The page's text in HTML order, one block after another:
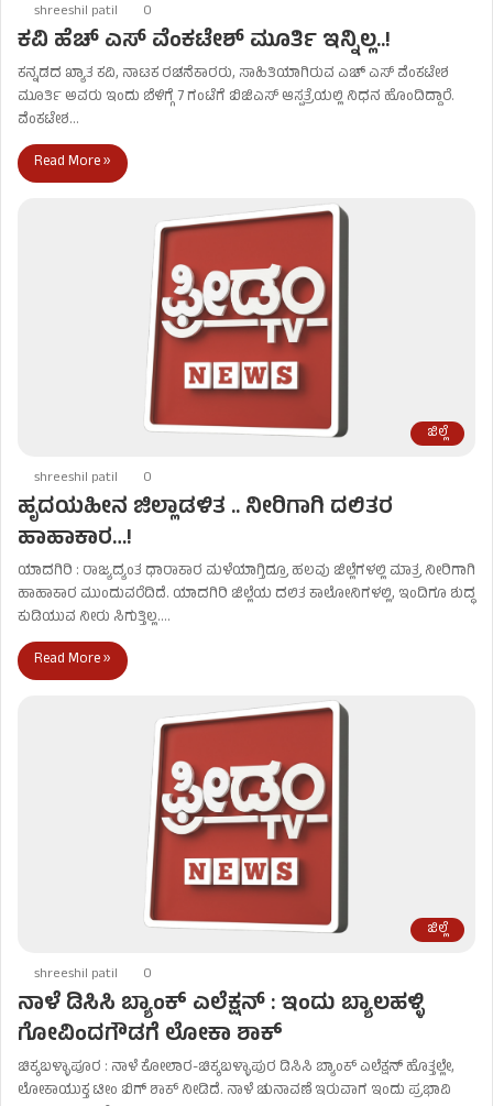
shreeshil patil 0
ಕವಿ ಹೆಚ್ ಎಸ್ ವೆಂಕಟೇಶ್ ಮೂರ್ತಿ ಇನ್ನಿಲ್ಲ..!
ಕನ್ನಡದ ಖ್ಯಾತ ಕವಿ, ನಾಟಕ ರಚನೆಕಾರರು, ಸಾಹಿತಿಯಾಗಿರುವ ಎಚ್‌ ಎಸ್ ವೆಂಕಟೇಶ
ಮೂರ್ತಿ ಅವರು ಇಂದು ಬೆಳಿಗ್ಗೆ 7 ಗಂಟೆಗೆ ಬಿಜಿಎಸ್​ ಆಸ್ಪತ್ರೆಯಲ್ಲಿ ನಿಧನ ಹೊಂದಿದ್ದಾರೆ.
ವೆಂಕಟೇಶ…
Read More »
ಜಿಲ್ಲೆ
shreeshil patil 0
ಹೃದಯಹೀನ ಜಿಲ್ಲಾಡಳಿತ .. ನೀರಿಗಾಗಿ ದಲಿತರ
ಹಾಹಾಕಾರ…!
ಯಾದಗಿರಿ : ರಾಜ್ಯದ್ಯಂತ ಧಾರಾಕಾರ ಮಳೆಯಾಗ್ತಿದ್ರೂ ಹಲವು ಜಿಲ್ಲೆಗಳಲ್ಲಿ ಮಾತ್ರ ನೀರಿಗಾಗಿ
ಹಾಹಾಕಾರ ಮುಂದುವರೆದಿದೆ. ಯಾದಗಿರಿ ಜಿಲ್ಲೆಯ ದಲಿತ ಕಾಲೋನಿಗಳಲ್ಲಿ, ಇಂದಿಗೂ ಶುದ್ಧ
ಕುಡಿಯುವ ನೀರು ಸಿಗುತ್ತಿಲ್ಲ.…
Read More »
ಜಿಲ್ಲೆ
shreeshil patil 0
ನಾಳೆ ಡಿಸಿಸಿ ಬ್ಯಾಂಕ್ ಎಲೆಕ್ಷನ್ : ಇಂದು ಬ್ಯಾಲಹಳ್ಳಿ
ಗೋವಿಂದಗೌಡಗೆ ಲೋಕಾ ಶಾಕ್
ಚಿಕ್ಕಬಳ್ಳಾಪೂರ : ನಾಳೆ ಕೋಲಾರ-ಚಿಕ್ಕಬಳ್ಳಾಪುರ ಡಿಸಿಸಿ ಬ್ಯಾಂಕ್ ಎಲೆಕ್ಷನ್ ಹೊತ್ತಲ್ಲೇ,
ಲೋಕಾಯುಕ್ತ ಟೀಂ ಬಿಗ್ ಶಾಕ್ ನೀಡಿದೆ. ನಾಳೆ ಚುನಾವಣೆ ಇರುವಾಗ ಇಂದು ಪ್ರಭಾವಿ